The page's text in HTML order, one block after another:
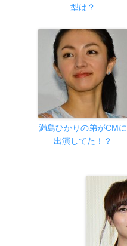
型は？
満島ひかりの弟がCMに
出演してた！？